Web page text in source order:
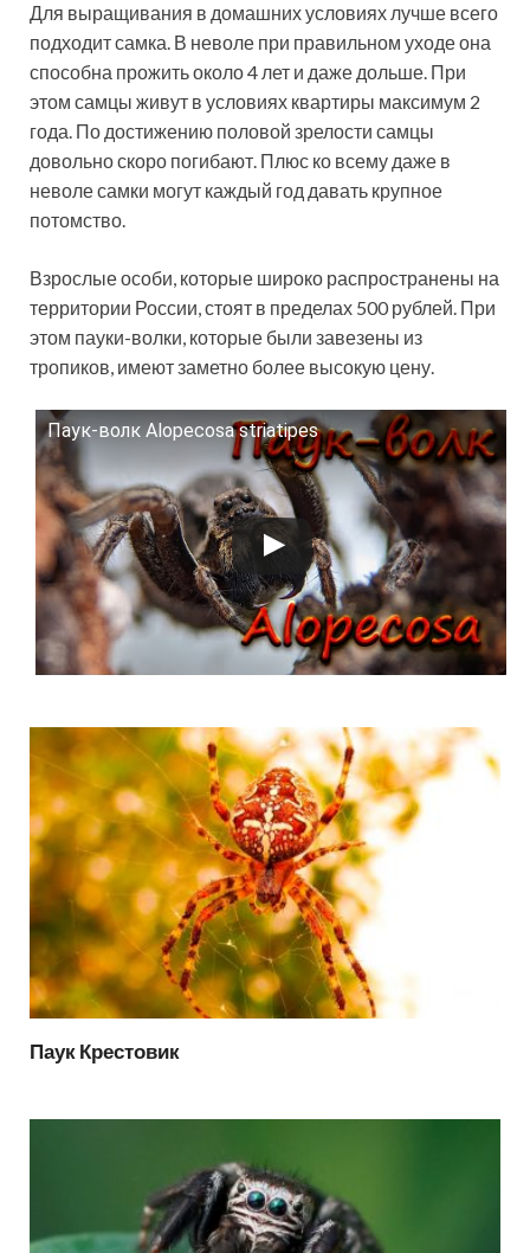
Для выращивания в домашних условиях лучше всего
подходит самка. В неволе при правильном уходе она
способна прожить около 4 лет и даже дольше. При
этом самцы живут в условиях квартиры максимум 2
года. По достижению половой зрелости самцы
довольно скоро погибают. Плюс ко всему даже в
неволе самки могут каждый год давать крупное
потомство.
Взрослые особи, которые широко распространены на
территории России, стоят в пределах 500 рублей. При
этом пауки-волки, которые были завезены из
тропиков, имеют заметно более высокую цену.
Паук-волк Alopecosa striatipes
Смотрите это видео на YouTube
Паук Крестовик